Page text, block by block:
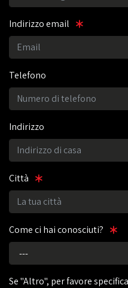
Indirizzo email
Telefono
Indirizzo
Città
Come ci hai conosciuti?
Se "Altro", per favore specifica